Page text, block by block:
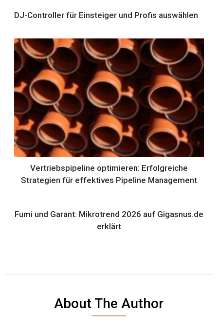
DJ-Controller für Einsteiger und Profis auswählen
Vertriebspipeline optimieren: Erfolgreiche
Strategien für effektives Pipeline Management
Fumi und Garant: Mikrotrend 2026 auf Gigasnus.de
erklärt
About The Author